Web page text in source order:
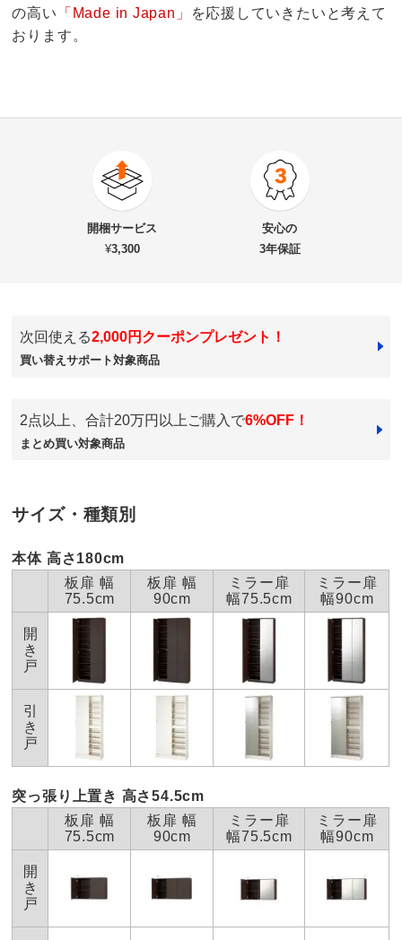
の高い
「Made in Japan」
を応援していきたいと考えて
おります。
900-6279-29
効率収納できる段違い棚シェルフ ［本体 板扉タイプ 開
き戸 幅75.5cm］ 奥行32.5cm 高さ180cm
送料・送料種
基本配送料：¥
梱包サイズ
個口数…1
＜個口1＞幅79×奥行37×高さ183cm 重さ36.0kg
代金よりも高くなる場合があります。
＜作業代金の目安＞
機械使用 38,500円～
お支払い方法 送料について 大型商品の搬入について
■色：（ア）ホワイト、（イ）ダークブラウン
■幅75.5奥行32.5高さ180cm・重さ約31kg
■上置き設置時の天井対応高さ238～257cm
■前面…ポリエステル化粧合板、側面・内側…化粧合板
■可動棚板16枚付き
■転倒防止金具付き
■幅木対応（高さ8×奥行1cm）
■【収納目安】文庫本約745冊
■木ネジで固定する転倒防止金具がついています。壁の木
部に必ずしっかりと取り付けてご使用ください。
■配送：2週間前後配送
ディノスのサイズ（家具）
ホワイト
だと思いました。安心して使えそうです。また75セン
チ幅は中央に仕切りがないので、結構収納力がありま
2016/04/24
開梱サービス
¥3,300
安心の
3年保証
次回使える2,000円クーポンプレゼント！
買い替えサポート対象商品
2点以上、合計20万円以上ご購入で6%OFF！
まとめ買い対象商品
サイズ・種類別
本体 高さ180cm
板扉 幅
75.5cm
板扉 幅
90cm
ミラー扉
幅75.5cm
ミラー扉
幅90cm
開
き
戸
引
き
戸
突っ張り上置き 高さ54.5cm
板扉 幅
75.5cm
板扉 幅
90cm
ミラー扉
幅75.5cm
ミラー扉
幅90cm
開
き
戸